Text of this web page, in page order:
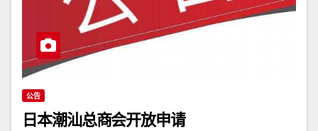
公告
日本潮汕总商会开放申请